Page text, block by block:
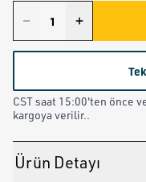
CST saat 15:00'ten önce
kargoya verilir..
Ürün Detayı